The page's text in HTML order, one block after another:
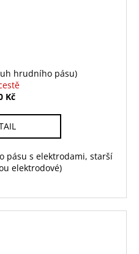
hrudního pásu)
Kč
pásu s elektrodami, starší
elektrodové)